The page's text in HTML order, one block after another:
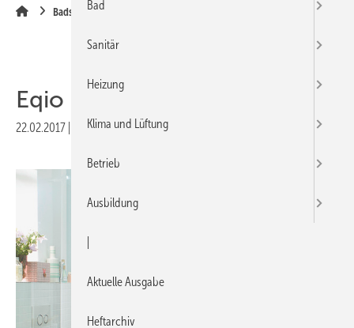
Badserien
Eqio
22.02.2017 Veröffentlicht inAusgabe 05-2017
Bad
Sanitär
Heizung
Klima und Lüftung
Betrieb
Ausbildung
Aktuelle Ausgabe
Heftarchiv